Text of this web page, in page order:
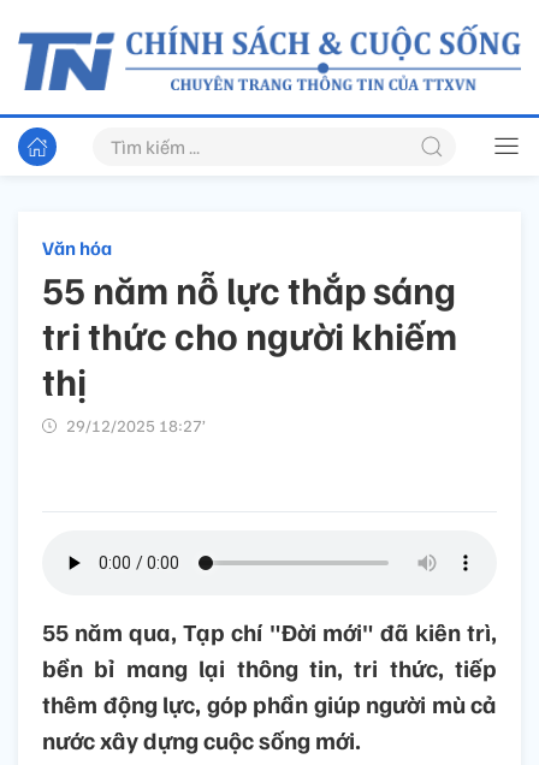
Văn hóa
55 năm nỗ lực thắp sáng
tri thức cho người khiếm
thị
29/12/2025 18:27’
55 năm qua, Tạp chí "Đời mới" đã kiên trì,
bền bỉ mang lại thông tin, tri thức, tiếp
thêm động lực, góp phần giúp người mù cả
nước xây dựng cuộc sống mới.